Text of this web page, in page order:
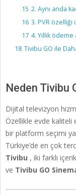
15 2. Aynı anda
16 3. PVR özelliği
17 4. Yıllık ödeme
18 Tivibu GO ile
Neden Tivibu
Dijital televizyon
Özellikle evde kaliteli
bir platform seçimi
Türkiye’de en çok
Tivibu , iki farklı
ve Tivibu GO